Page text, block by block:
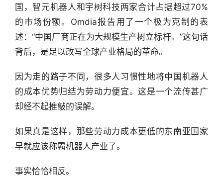
国，智元机器人和宇树科技两家合计占据超过70%
的市场份额。Omdia报告用了一个极为克制的表
述：“中国厂商正在为大规模生产树立标杆。”这句话
背后，是足以改写全球产业格局的革命。
因为走的路子不同，很多人习惯性地将中国机器人
的成本优势归结为劳动力便宜。这是一个流传甚广
却经不起推敲的误解。
如果真是这样，那些劳动力成本更低的东南亚国家
早就应该称霸机器人产业了。
事实恰恰相反。